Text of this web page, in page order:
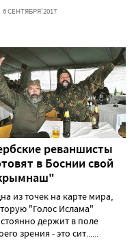
6 СЕНТЯБРЯ'2017
реваншисты
в Боснии свой
из точек на карте мира,
"Голос Ислама"
держит в поле
зрения - это сит......